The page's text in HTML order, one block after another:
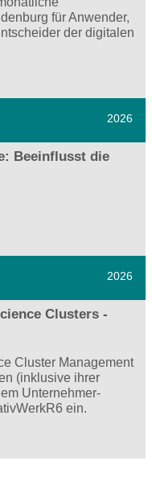
für Anwender,
der digitalen
2026
Beeinflusst die
2026
Clusters -
Cluster Management
(inklusive ihrer
Unternehmer-
ein.